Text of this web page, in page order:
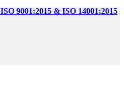
9001:2015 & ISO 14001:2015